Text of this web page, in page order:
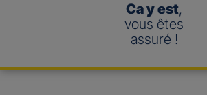
Ca y est,
vous êtes
assuré !